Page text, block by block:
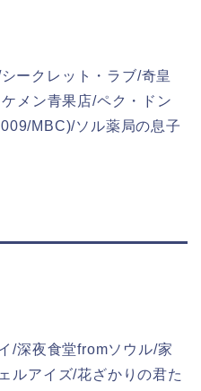
ークレット・ラブ/奇皇
メン青果店/ペク・ドン
MBC)/ソル薬局の息子
/深夜食堂fromソウル/家
ルアイズ/花ざかりの君た